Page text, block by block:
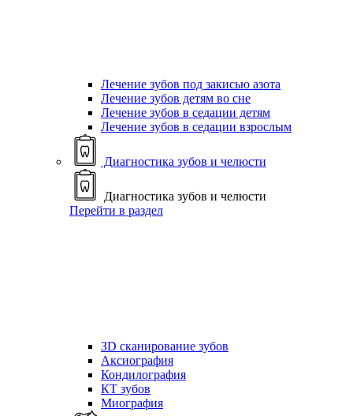
Лечение зубов под закисью азота
Лечение зубов детям во сне
Лечение зубов в седации детям
Лечение зубов в седации взрослым
Диагностика зубов и челюсти
Диагностика зубов и челюсти
Перейти в раздел
ЗD сканирование зубов
Аксиография
Кондилография
КТ зубов
Миография